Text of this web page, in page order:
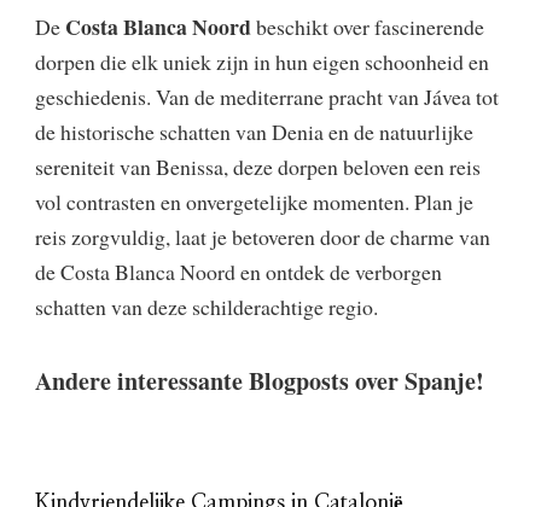
De Costa Blanca Noordbeschikt over fascinerende
dorpen die elk uniek zijn in hun eigen schoonheid en
geschiedenis. Van de mediterrane pracht van Jávea tot
de historische schatten van Denia en de natuurlijke
sereniteit van Benissa, deze dorpen beloven een reis
vol contrasten en onvergetelijke momenten. Plan je
reis zorgvuldig, laat je betoveren door de charme van
de Costa Blanca Noord en ontdek de verborgen
schatten van deze schilderachtige regio.
Andere interessante Blogposts over Spanje!